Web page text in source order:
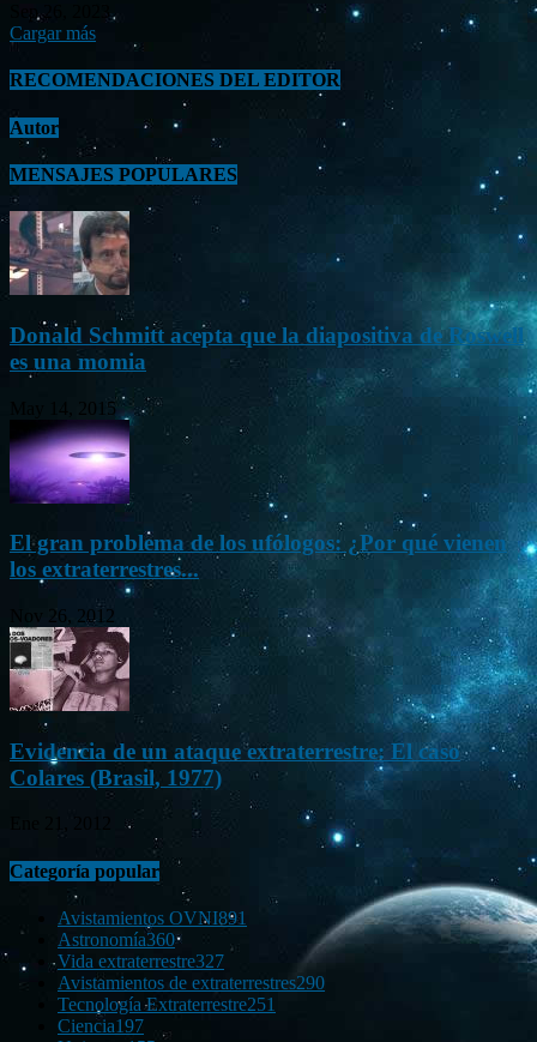
Sep 26, 2023
Cargar más
RECOMENDACIONES DEL EDITOR
Autor
MENSAJES POPULARES
Donald Schmitt acepta que la diapositiva de Roswell
es una momia
May 14, 2015
El gran problema de los ufólogos: ¿Por qué vienen
los extraterrestres...
Nov 26, 2012
Evidencia de un ataque extraterrestre: El caso
Colares (Brasil, 1977)
Categoría popular
Avistamientos OVNI891
Astronomía360
Vida extraterrestre327
Avistamientos de extraterrestres290
Tecnología Extraterrestre251
Ciencia197